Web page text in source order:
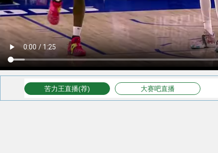
苦力王直播(荐) 大赛吧直播